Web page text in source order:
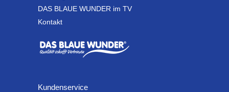
DAS BLAUE WUNDER im TV
Kontakt
Kundenservice